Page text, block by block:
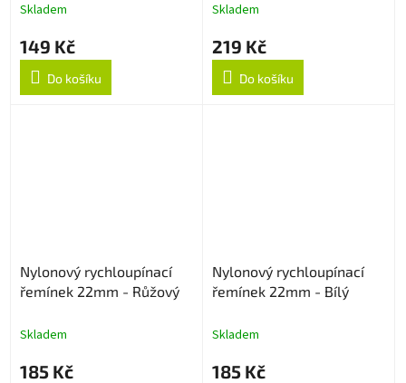
Skladem
149 Kč
Do košíku
Skladem
219 Kč
Do košíku
Nylonový rychloupínací
řemínek 22mm - Růžový
Skladem
185 Kč
Nylonový rychloupínací
řemínek 22mm - Bílý
Skladem
185 Kč